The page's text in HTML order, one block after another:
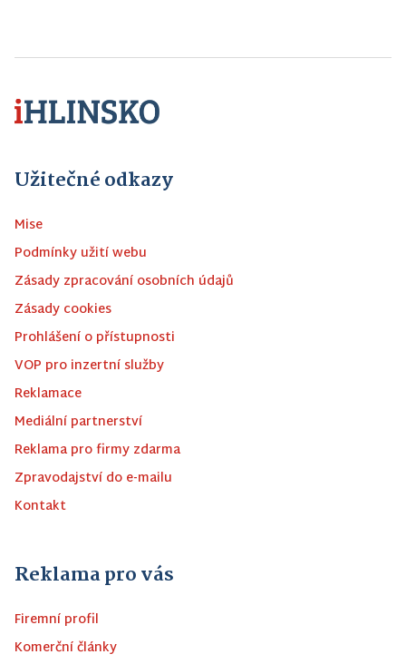
Užitečné odkazy
Mise
Podmínky užití webu
Zásady zpracování osobních údajů
Zásady cookies
Prohlášení o přístupnosti
VOP pro inzertní služby
Reklamace
Mediální partnerství
Reklama pro firmy zdarma
Zpravodajství do e-mailu
Kontakt
Reklama pro vás
Firemní profil
Komerční články